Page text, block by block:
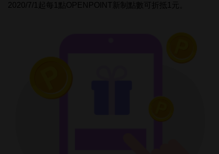
2020/7/1起每1點OPENPOINT新制點數可折抵1元。